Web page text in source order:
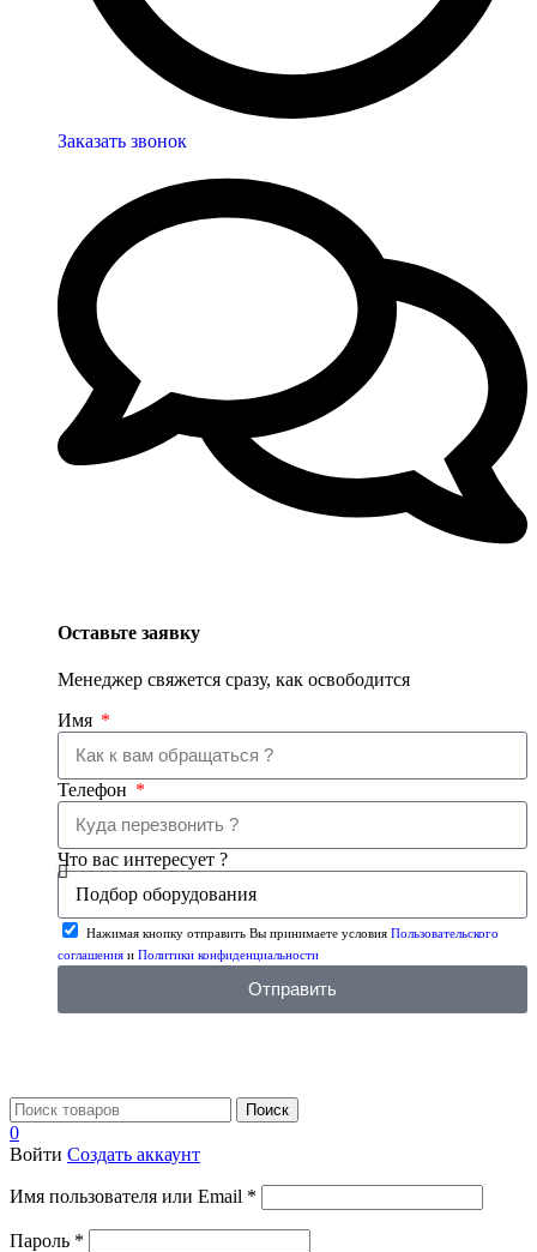
Заказать звонок
Оставьте заявку
Менеджер свяжется сразу, как освободится
Имя
Телефон
Что вас интересует ?
Нажимая кнопку отправить Вы принимаете условия Пользовательского
соглашения и Политики конфиденциальности
Отправить
Поиск
0
Войти Создать аккаунт
Имя пользователя или Email *
Пароль *